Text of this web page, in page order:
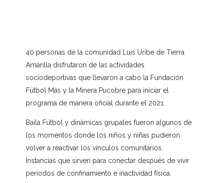
40 personas de la comunidad Luis Uribe de Tierra
Amarilla disfrutaron de las actividades
sociodeportivas que llevaron a cabo la Fundación
Fútbol Más y la Minera Pucobre para iniciar el
programa de manera oficial durante el 2021.
Baila Fútbol y dinámicas grupales fueron algunos de
los momentos donde los niños y niñas pudieron
volver a reactivar los vínculos comunitarios.
Instancias que sirven para conectar después de vivir
periodos de confinamiento e inactividad física.